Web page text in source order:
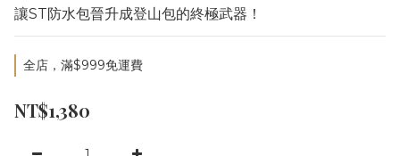
讓ST防水包晉升成登山包的終極武器！
全店，滿$999免運費
NT$1,380